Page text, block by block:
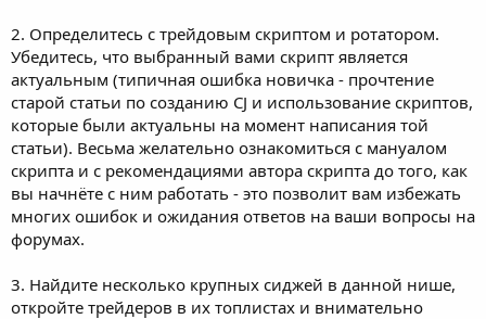
2. Определитесь с трейдовым скриптом и ротатором.
Убедитесь, что выбранный вами скрипт является
актуальным (типичная ошибка новичка - прочтение
старой статьи по созданию CJ и использование скриптов,
которые были актуальны на момент написания той
статьи). Весьма желательно ознакомиться с мануалом
скрипта и с рекомендациями автора скрипта до того, как
вы начнёте с ним работать - это позволит вам избежать
многих ошибок и ожидания ответов на ваши вопросы на
форумах.
3. Найдите несколько крупных сиджей в данной нише,
откройте трейдеров в их топлистах и внимательно